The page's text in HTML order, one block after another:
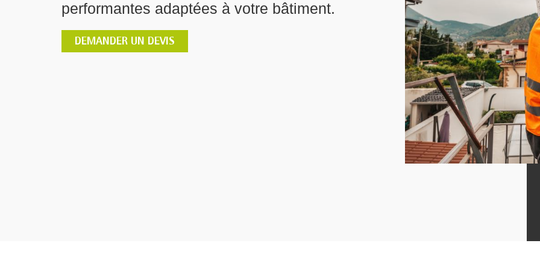
performantes adaptées à votre bâtiment.
DEMANDER UN DEVIS